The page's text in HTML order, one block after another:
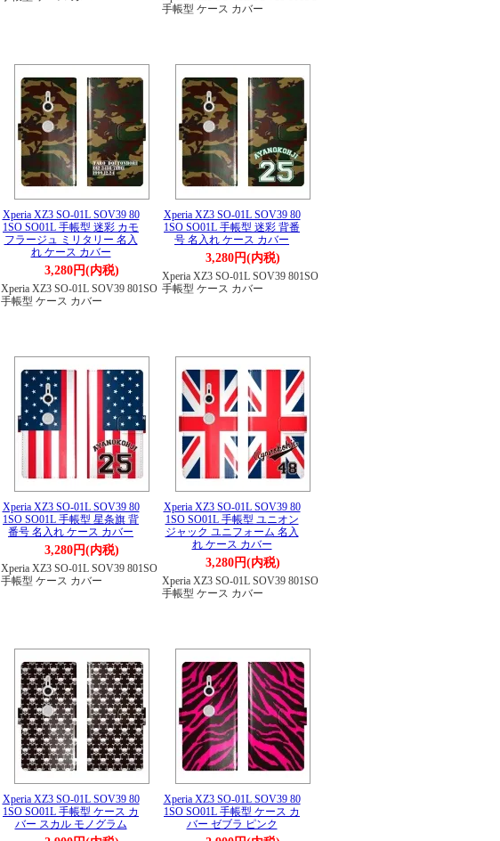
手帳型 ケース カバー
Xperia XZ3 SO-01L SOV39 80
1SO SO01L 手帳型 迷彩 カモ
フラージュ ミリタリー 名入
れ ケース カバー
3,280円(内税)
Xperia XZ3 SO-01L SOV39 801SO
手帳型 ケース カバー
Xperia XZ3 SO-01L SOV39 80
1SO SO01L 手帳型 迷彩 背番
号 名入れ ケース カバー
3,280円(内税)
Xperia XZ3 SO-01L SOV39 801SO
手帳型 ケース カバー
Xperia XZ3 SO-01L SOV39 80
1SO SO01L 手帳型 星条旗 背
番号 名入れ ケース カバー
3,280円(内税)
Xperia XZ3 SO-01L SOV39 801SO
手帳型 ケース カバー
Xperia XZ3 SO-01L SOV39 80
1SO SO01L 手帳型 ユニオン
ジャック ユニフォーム 名入
れ ケース カバー
3,280円(内税)
Xperia XZ3 SO-01L SOV39 801SO
手帳型 ケース カバー
Xperia XZ3 SO-01L SOV39 80
1SO SO01L 手帳型 ケース カ
バー スカル モノグラム
Xperia XZ3 SO-01L SOV39 80
1SO SO01L 手帳型 ケース カ
バー ゼブラ ピンク